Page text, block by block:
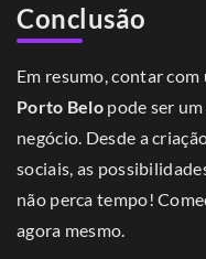
Conclusão
Em resumo, contar com
Porto Belo pode ser
negócio. Desde a
sociais, as
não perca tempo!
agora mesmo.